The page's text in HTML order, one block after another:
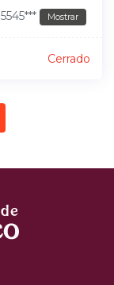
5545*** Mostrar
Cerrado